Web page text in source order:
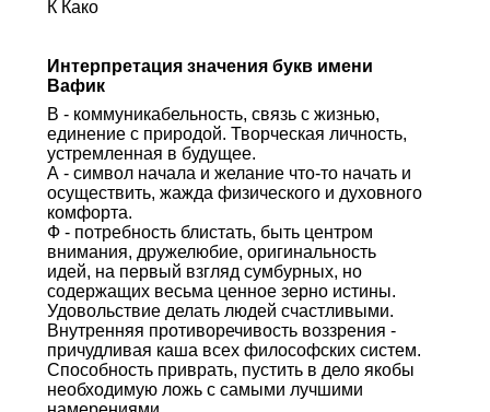
К Како
Интерпретация значения букв имени
Вафик
В - коммуникабельность, связь с жизнью,
единение с природой. Творческая личность,
устремленная в будущее.
А - символ начала и желание что-то начать и
осуществить, жажда физического и духовного
комфорта.
Ф - потребность блистать, быть центром
внимания, дружелюбие, оригинальность
идей, на первый взгляд сумбурных, но
содержащих весьма ценное зерно истины.
Удовольствие делать людей счастливыми.
Внутренняя противоречивость воззрения -
причудливая каша всех философских систем.
Способность приврать, пустить в дело якобы
необходимую ложь с самыми лучшими